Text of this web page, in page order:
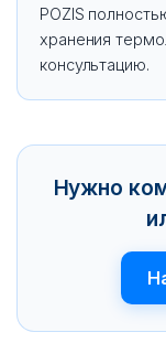
POZIS
хранения
консультацию.
Нужно